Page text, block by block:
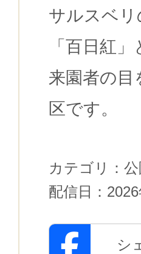
サルスベ
「百日紅
来園者の
区です。
カテゴリ：
配信日：
シ